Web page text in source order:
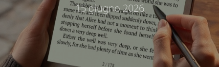
15 giugno 2026